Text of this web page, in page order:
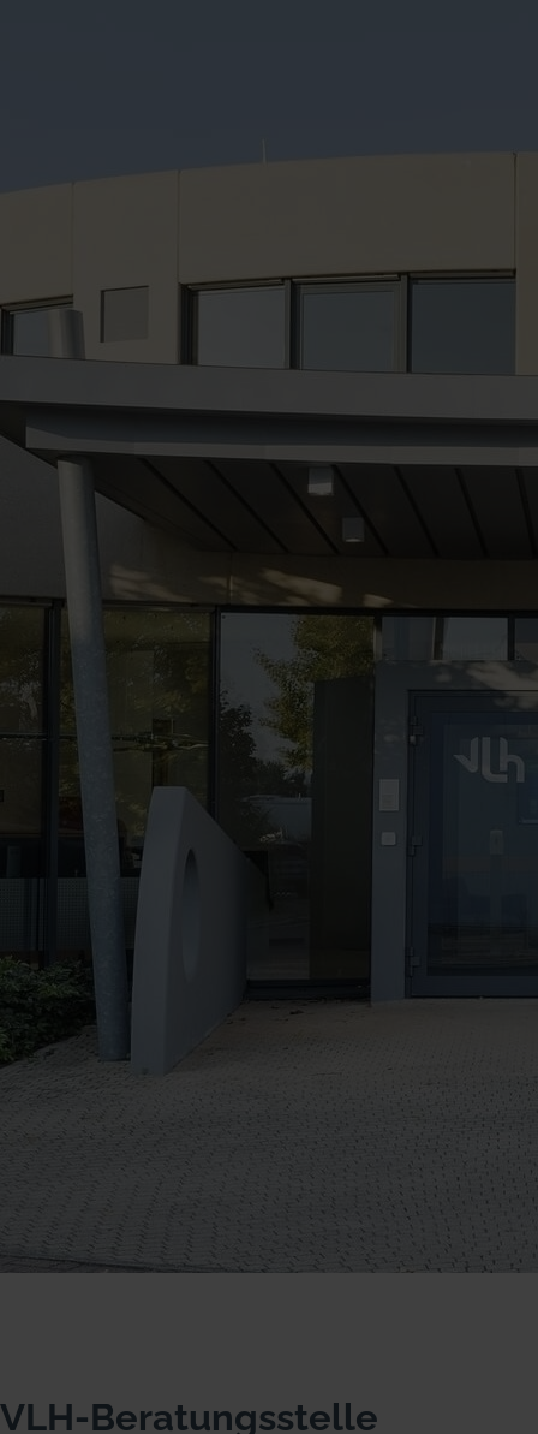
VLH-Beratungsstelle